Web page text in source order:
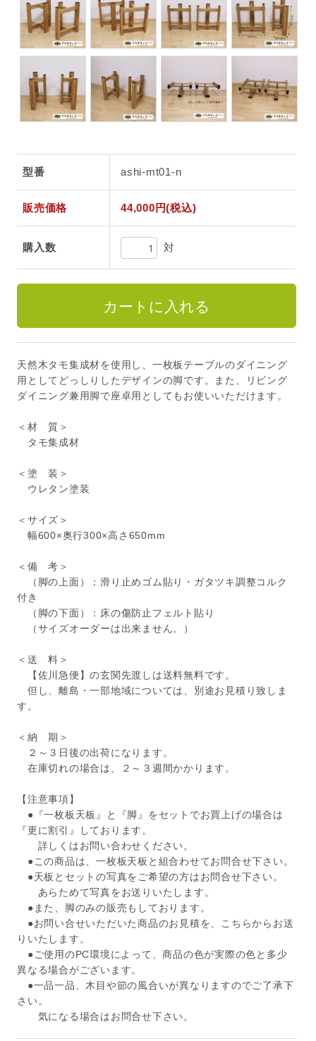
型番 ashi-mt01-n
販売価格 44,000円(税込)
購入数 対
天然木タモ集成材を使用し、一枚板テーブルのダイニング
用としてどっしりしたデザインの脚です。また、リビング
ダイニング兼用脚で座卓用としてもお使いいただけます。
＜材 質＞
タモ集成材
＜塗 装＞
ウレタン塗装
＜サイズ＞
幅600×奥行300×高さ650mm
＜備 考＞
（脚の上面）：滑り止めゴム貼り・ガタツキ調整コルク
付き
（脚の下面）：床の傷防止フェルト貼り
（サイズオーダーは出来ません。）
＜送 料＞
【佐川急便】の玄関先渡しは送料無料です。
但し、離島・一部地域については、別途お見積り致しま
す。
＜納 期＞
２～３日後の出荷になります。
在庫切れの場合は、２～３週間かかります。
【注意事項】
●『一枚板天板』と『脚』をセットでお買上げの場合は
『更に割引』しております。
詳しくはお問い合わせください。
●この商品は、一枚板天板と組合わせてお問合せ下さい。
●天板とセットの写真をご希望の方はお問合せ下さい。
あらためて写真をお送りいたします。
●また、脚のみの販売もしております。
●お問い合せいただいた商品のお見積を、こちらからお送
りいたします。
●ご使用のPC環境によって、商品の色が実際の色と多少
異なる場合がございます。
●一品一品、木目や節の風合いが異なりますのでご了承下
さい。
気になる場合はお問合せ下さい。